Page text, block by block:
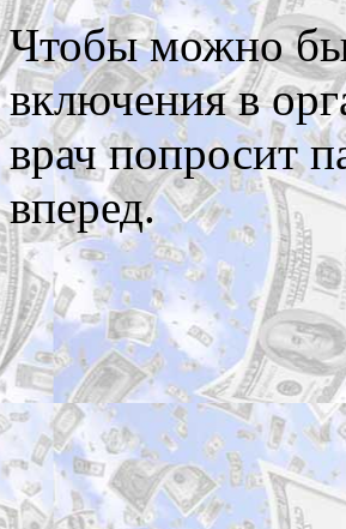
Чтобы можно
включения в
врач попросит
вперед.